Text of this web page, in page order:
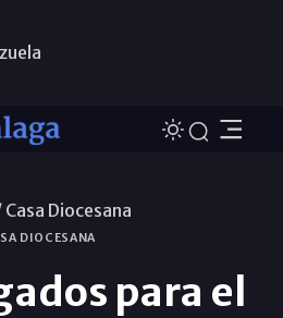
Casa Diocesana
DIOCESANA
para el